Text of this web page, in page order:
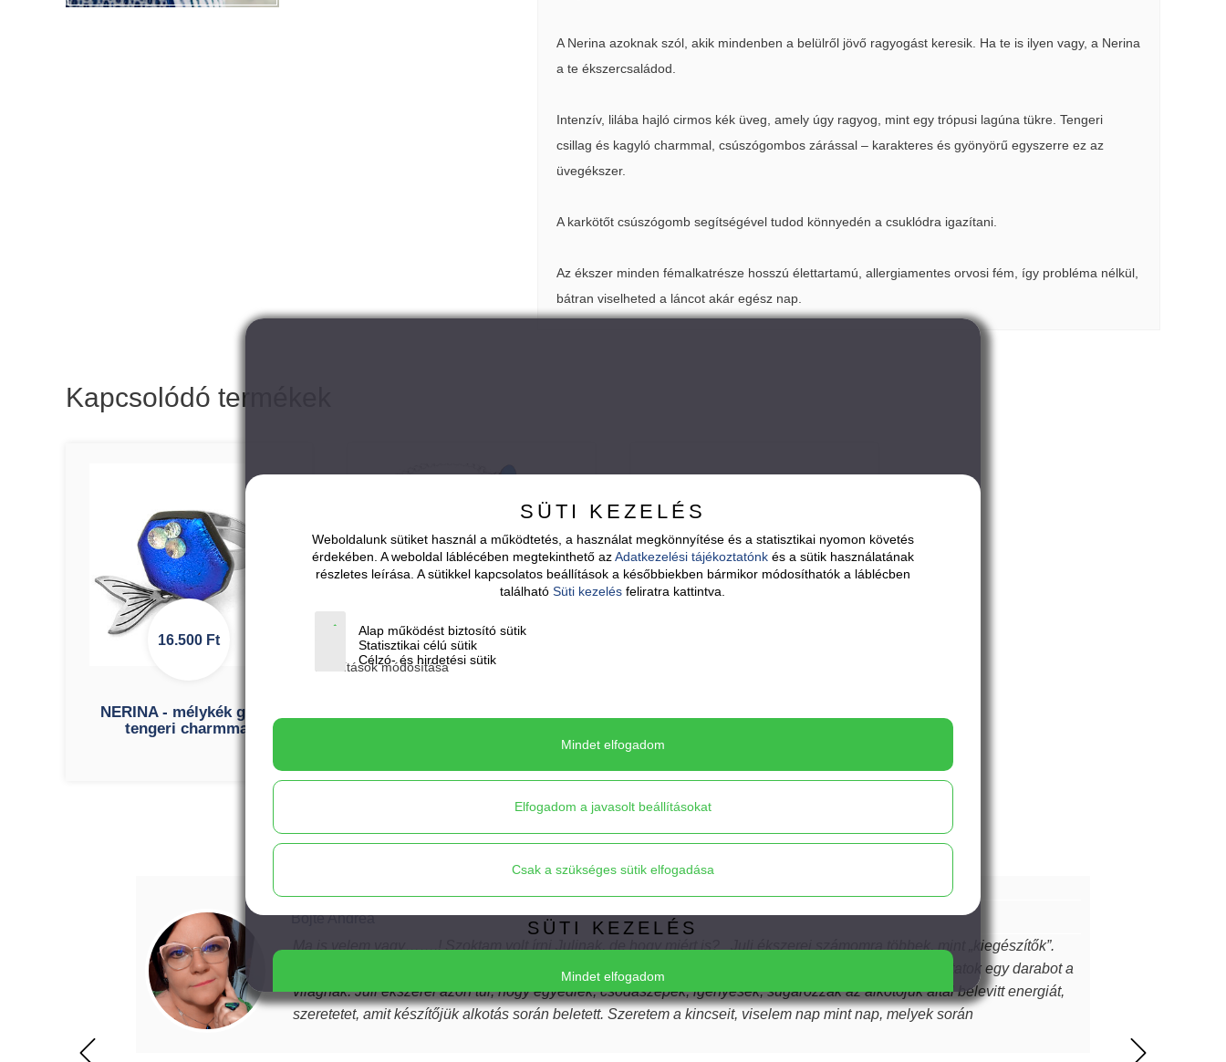
A Nerina azoknak szól, akik mindenben a belülről jövő ragyogást keresik. Ha te is ilyen vagy, a Nerina
a te ékszercsaládod.
Intenzív, lilába hajló cirmos kék üveg, amely úgy ragyog, mint egy trópusi lagúna tükre. Tengeri
csillag és kagyló charmmal, csúszógombos zárással – karakteres és gyönyörű egyszerre ez az
üvegékszer.
A karkötőt csúszógomb segítségével tudod könnyedén a csuklódra igazítani.
Az ékszer minden fémalkatrésze hosszú élettartamú, allergiamentes orvosi fém, így probléma nélkül,
bátran viselheted a láncot akár egész nap.
Kapcsolódó termékek
16.500 Ft
NERINA - mélykék gyűrű
tengeri charmmal
57.000Ft
Bojté Andrea
Ma is velem vagy…….! Szoktam volt írni Julinak, de hogy miért is? Juli ékszerei számomra többek, mint „kiegészítők”.
Számomra a nonverbális kommunikáció azon eszközei, melyeken keresztül a lélekből...magamból mutatok egy darabot a
világnak. Juli ékszerei azon túl, hogy egyediek, csodaszépek, igényesek, sugározzák az alkotójuk által belevitt energiát,
szeretetet, amit készítőjük alkotás során beletett. Szeretem a kincseit, viselem nap mint nap, melyek során
SÜTI KEZELÉS
Weboldalunk sütiket használ a működtetés, a használat megkönnyítése és a statisztikai nyomon követés
érdekében. A weboldal láblécében megtekinthető azAdatkezelési tájékoztatónkés a sütik használatának
részletes leírása. A sütikkel kapcsolatos beállítások a későbbiekben bármikor módosíthatók a láblécben
találhatóSüti kezelés feliratra kattintva.
Alap működést biztosító sütik
Statisztikai célú sütik
Célzó- és hirdetési sütik
Beállítások módosítása
Mindet elfogadom
Elfogadom a javasolt beállításokat
Csak a szükséges sütik elfogadása
SÜTI KEZELÉS
Mindet elfogadom